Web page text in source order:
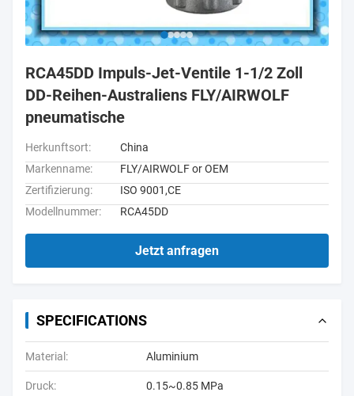
RCA45DD Impuls-Jet-Ventile 1-1/2 Zoll
DD-Reihen-Australiens FLY/AIRWOLF
pneumatische
Herkunftsort:
China
Markenname:
FLY/AIRWOLF or OEM
Zertifizierung:
ISO 9001,CE
Modellnummer:
RCA45DD
Jetzt anfragen
SPECIFICATIONS
Material: Aluminium
Druck: 0.15~0.85 MPa